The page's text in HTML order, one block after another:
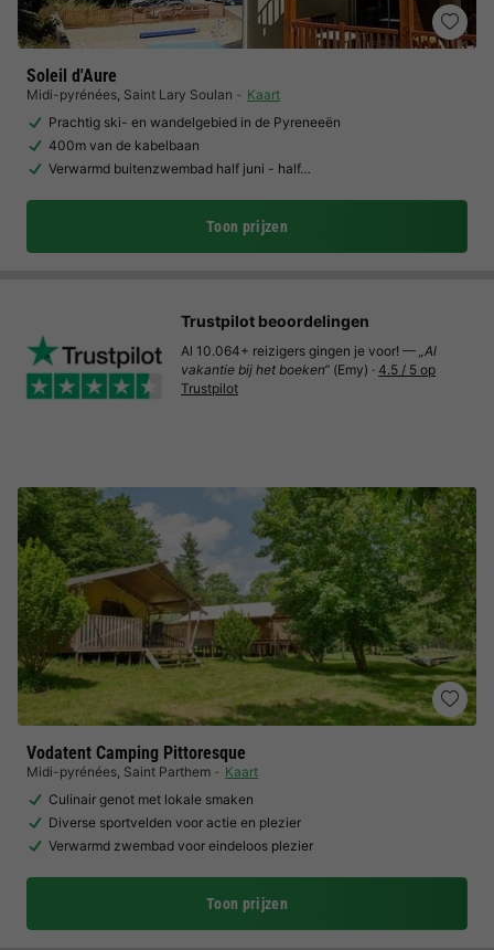
Soleil d'Aure
Midi-pyrénées, Saint Lary Soulan
Kaart
Prachtig ski- en wandelgebied in de Pyreneeën
400m van de kabelbaan
Verwarmd buitenzwembad half juni - half…
Toon prijzen
Vodatent Camping Pittoresque
Midi-pyrénées, Saint Parthem
Kaart
Culinair genot met lokale smaken
Diverse sportvelden voor actie en plezier
Verwarmd zwembad voor eindeloos plezier
Toon prijzen
Trustpilot beoordelingen
Al 10.064+ reizigers gingen je voor! — „Al
vakantie bij het boeken“ (Emy) · 4.5 / 5 op
Trustpilot